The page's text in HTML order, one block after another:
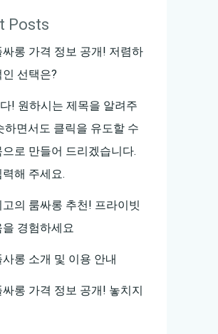
Posts
싸롱 가격 정보 공개! 저렴하
선택은?
! 원하시는 제목을 알려주
하면서도 클릭을 유도할 수
로 만들어 드리겠습니다.
해 주세요.
의 룸싸롱 추천! 프라이빗
경험하세요
롱 소개 및 이용 안내
롱 가격 정보 공개! 놓치지